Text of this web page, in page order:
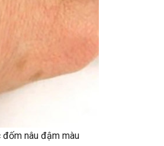
đốm nâu đậm màu